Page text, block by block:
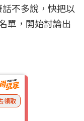
不多說，快把以
單，開始討論出
領取